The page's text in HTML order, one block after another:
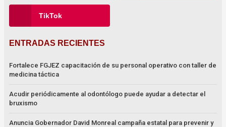
TikTok
ENTRADAS RECIENTES
Fortalece FGJEZ capacitación de su personal operativo con taller de
medicina táctica
Acudir periódicamente al odontólogo puede ayudar a detectar el
bruxismo
Anuncia Gobernador David Monreal campaña estatal para prevenir y